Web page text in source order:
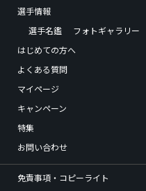
選手情報
選手名鑑
フォトギャラリー
はじめての方へ
よくある質問
マイページ
キャンペーン
特集
お問い合わせ
免責事項・コピーライト